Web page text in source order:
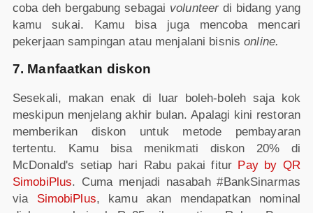
coba deh bergabung sebagai volunteer di bidang yang
kamu sukai. Kamu bisa juga mencoba mencari
pekerjaan sampingan atau menjalani bisnis online.
7. Manfaatkan diskon
Sesekali, makan enak di luar boleh-boleh saja kok
meskipun menjelang akhir bulan. Apalagi kini restoran
memberikan diskon untuk metode pembayaran
tertentu. Kamu bisa menikmati diskon 20% di
McDonald's setiap hari Rabu pakai fitur Pay by QR
SimobiPlus. Cuma menjadi nasabah #BankSinarmas
via SimobiPlus, kamu akan mendapatkan nominal